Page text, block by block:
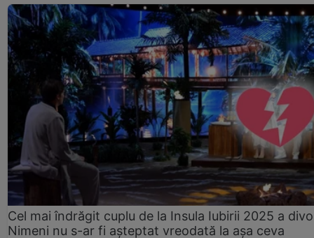
Cel mai îndrăgit cuplu de la Insula Iubirii 2025 a
Nimeni nu s-ar fi așteptat vreodată la așa ceva